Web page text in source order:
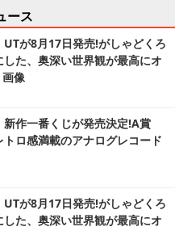
ース
が8月17日発売!がしゃどくろ
た、奥深い世界観が最高にオ
像
新作一番くじが発売決定!A賞
ロ感満載のアナログレコード
が8月17日発売!がしゃどくろ
た、奥深い世界観が最高にオ